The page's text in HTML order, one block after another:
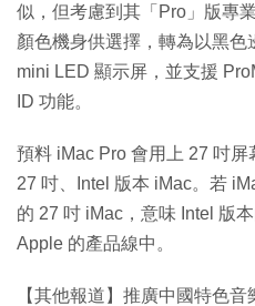
似，但考慮到其「Pro」版專
顏色機身供選擇，轉為以黑色
mini LED 顯示屏，並支援
ID 功能。
預料 iMac Pro 會用上 27 吋
27 吋、Intel 版本 iMac。若
的 27 吋 iMac，意味 Intel 版
Apple 的產品線中。
【其他報道】推廣中國特色